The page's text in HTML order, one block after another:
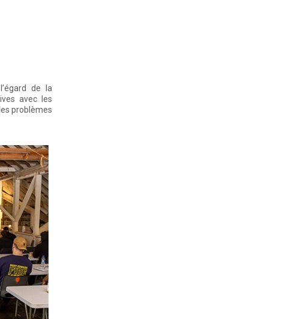
de la
avec les
problèmes